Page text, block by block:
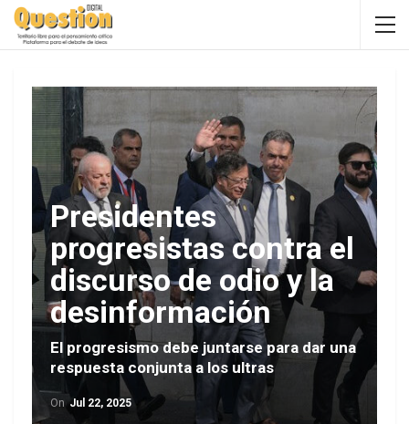
Presidentes
progresistas contra el
discurso de odio y la
desinformación
El progresismo debe juntarse para dar una
respuesta conjunta a los ultras
On Jul 22, 2025